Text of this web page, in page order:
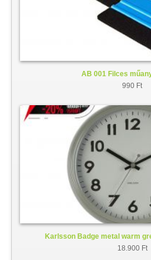
AB 001 Filces
990 Ft
Karlsson Badge metal warm
18.900 Ft